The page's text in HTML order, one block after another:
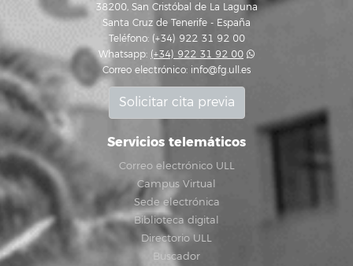
38200, San Cristóbal de La Laguna
Santa Cruz de Tenerife - España
Teléfono: (+34) 922 31 92 00
Whatsapp: (+34) 922 31 92 00
Correo electrónico: info@fg.ull.es
Solicitar cita previa
Servicios telemáticos
Correo electrónico ULL
Campus Virtual
Sede electrónica
Biblioteca digital
Directorio ULL
Buscador